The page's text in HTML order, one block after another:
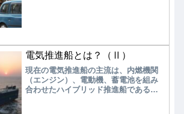
電気推進船とは？（Ⅱ）
現在の電気推進船の主流は、内燃機関
（エンジン）、電動機、蓄電池を組み
合わせたハイブリッド推進船である。